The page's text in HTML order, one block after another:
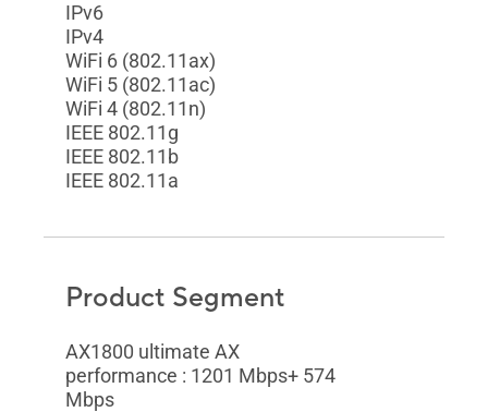
IPv6
IPv4
WiFi 6 (802.11ax)
WiFi 5 (802.11ac)
WiFi 4 (802.11n)
IEEE 802.11g
IEEE 802.11b
IEEE 802.11a
Product Segment
AX1800 ultimate AX
performance : 1201 Mbps+ 574
Mbps